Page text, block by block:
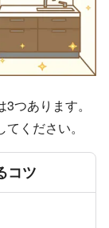
つあります。
ください。
コツ